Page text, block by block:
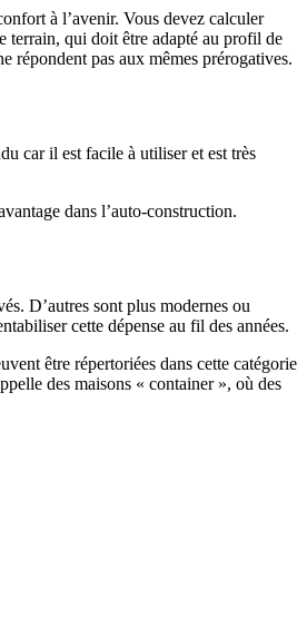
à l’avenir. Vous devez calculer
terrain, qui doit être adapté au profil de
répondent pas aux mêmes prérogatives.
car il est facile à utiliser et est très
dans l’auto-construction.
D’autres sont plus modernes ou
cette dépense au fil des années.
être répertoriées dans cette catégorie
des maisons « container », où des